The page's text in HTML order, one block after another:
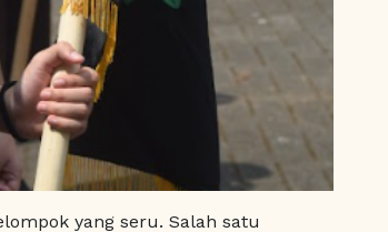
yang seru. Salah satu